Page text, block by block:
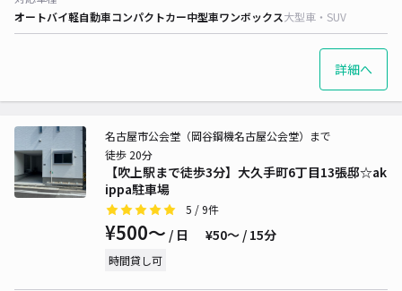
オートバイ軽自動車コンパクトカー中型車ワンボックス大型車・SUV
詳細へ
【吹上駅まで徒歩3分】大久手町6丁目13張邸☆ak
ippa駐車場
名古屋市公会堂（岡谷鋼機名古屋公会堂）まで
徒歩 20分
5 / 9件
¥500〜 / 日 ¥50〜 / 15分
時間貸し可